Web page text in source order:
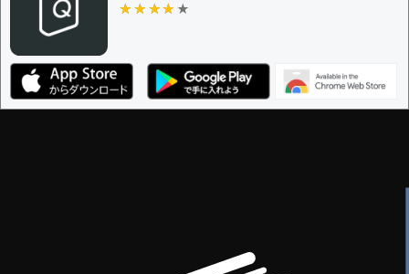
★★★★★
★★★★★